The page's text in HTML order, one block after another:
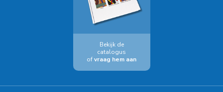
Bekijk de
catalogus
ofvraag hem aan